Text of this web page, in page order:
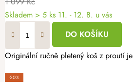
Skladem > 5 ks 11. - 12. 8. u vás
DO KOŠÍKU
Originální ručně pletený koš z proutí
-20%